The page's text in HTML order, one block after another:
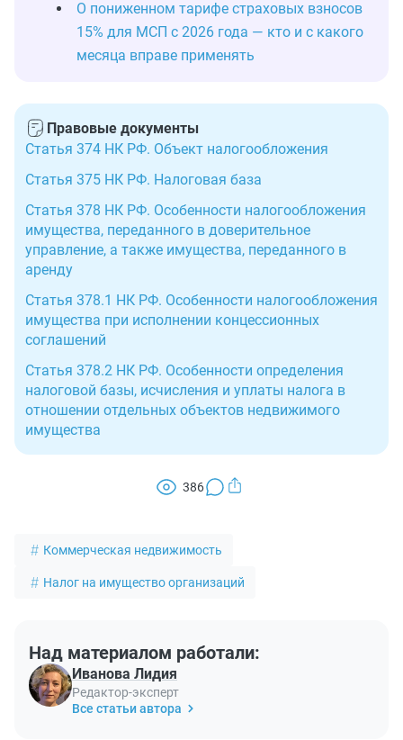
О пониженном тарифе страховых взносов
15% для МСП с 2026 года — кто и с какого
месяца вправе применять
Правовые документы
Статья 374 НК РФ. Объект налогообложения
Статья 375 НК РФ. Налоговая база
Статья 378 НК РФ. Особенности налогообложения
имущества, переданного в доверительное
управление, а также имущества, переданного в
аренду
Статья 378.1 НК РФ. Особенности налогообложения
имущества при исполнении концессионных
соглашений
Статья 378.2 НК РФ. Особенности определения
налоговой базы, исчисления и уплаты налога в
отношении отдельных объектов недвижимого
имущества
386
Коммерческая недвижимость
Налог на имущество организаций
Над материалом работали:
Иванова Лидия
Редактор-эксперт
Все статьи автора